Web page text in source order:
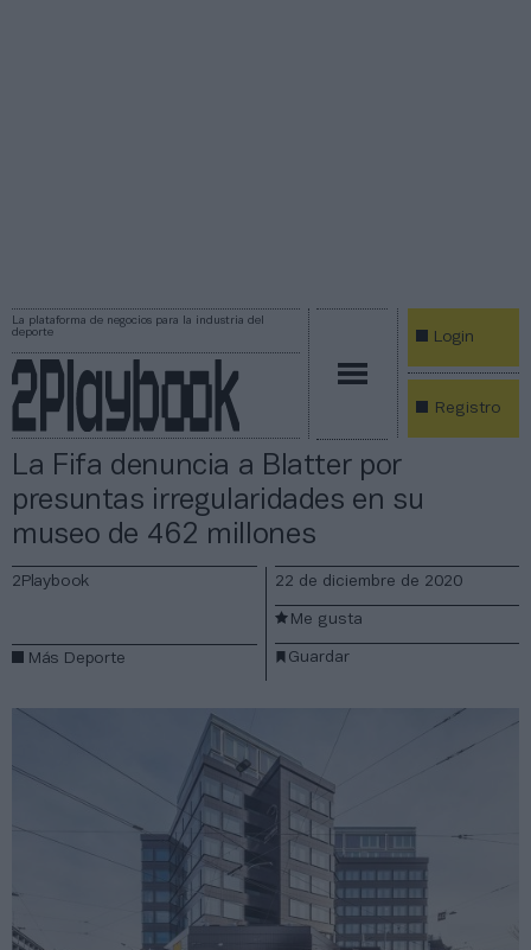
La plataforma de negocios para la industria del
deporte
Login
Registro
La Fifa denuncia a Blatter por
presuntas irregularidades en su
museo de 462 millones
2Playbook
Más Deporte
22 de diciembre de 2020
Guardar
Me gusta